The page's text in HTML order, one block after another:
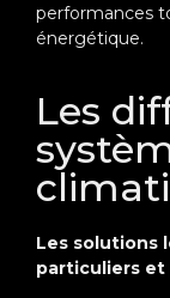
performances
énergétique.
Les
Les solutions
particuliers